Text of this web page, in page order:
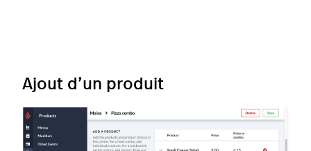
Ajout d’un produit